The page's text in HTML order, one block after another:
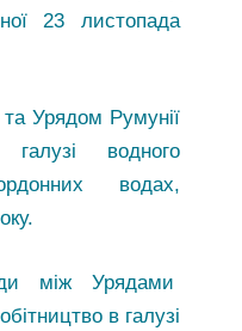
23 листопада
Урядом Румунії
водного
водах,
між Урядами
в галузі